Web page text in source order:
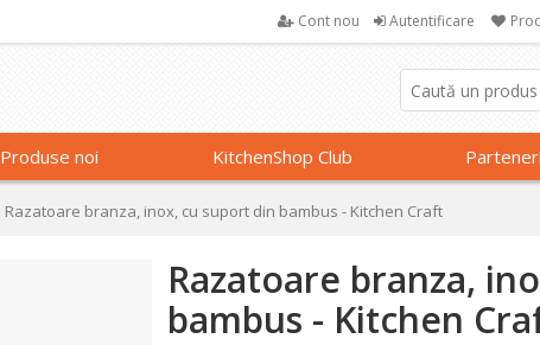
Cont nou Autentificare
Produse noi KitchenShop Club Parteneri
Razatoare branza, inox, cu suport din bambus - Kitchen Craft
Razatoare branza,
bambus - Kitchen